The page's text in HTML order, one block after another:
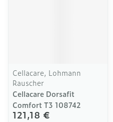
Cellacare, Lohmann
Rauscher
Cellacare Dorsafit
Comfort T3 108742
121,18 €